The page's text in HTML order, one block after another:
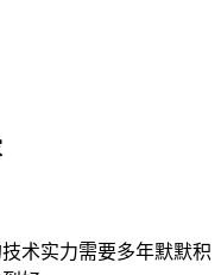
术实力需要多年默默积